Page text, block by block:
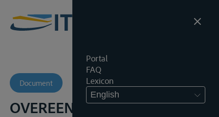
Portal
FAQ
Lexicon
English
Document
OVEREENKOMST